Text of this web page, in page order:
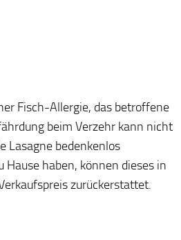
Fisch-Allergie, das betroffene
beim Verzehr kann nicht
Lasagne bedenkenlos
haben, können dieses in
zurückerstattet.